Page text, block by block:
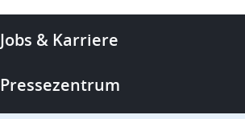
Footer
links
Jobs & Karriere
Pressezentrum